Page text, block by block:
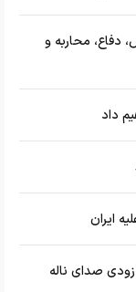
دفاع، محاربه و
داد
ایران
صدای ناله